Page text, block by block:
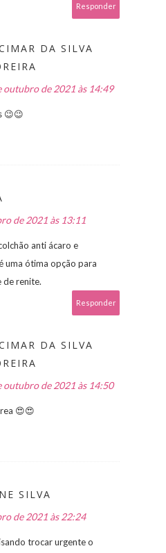
Responder
DA SILVA
outubro de 2021 às 14:49
😉😉
de 2021 às 13:11
anti ácaro e
uma ótima opção para
de renite.
Responder
DA SILVA
outubro de 2021 às 14:50
😍😍
SILVA
de 2021 às 22:24
trocar urgente o